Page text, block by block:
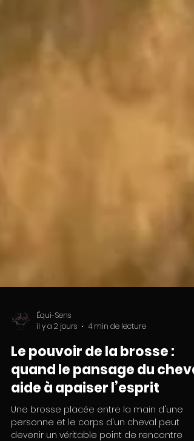
Équi-Sens
il y a 2 jours
4 min de lecture
Le pouvoir de la brosse :
quand le pansage du
aide à apaiser l’esprit